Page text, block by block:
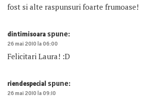
fost si alte raspunsuri foarte frumoase!
dintimisoara spune:
26 mai 2010 la 06:00
Felicitari Laura! :D
riendespecial spune:
26 mai 2010 la 09:10